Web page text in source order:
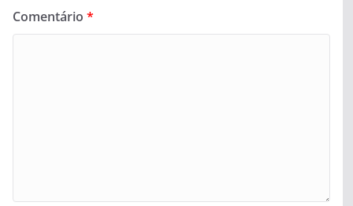
Comentário *